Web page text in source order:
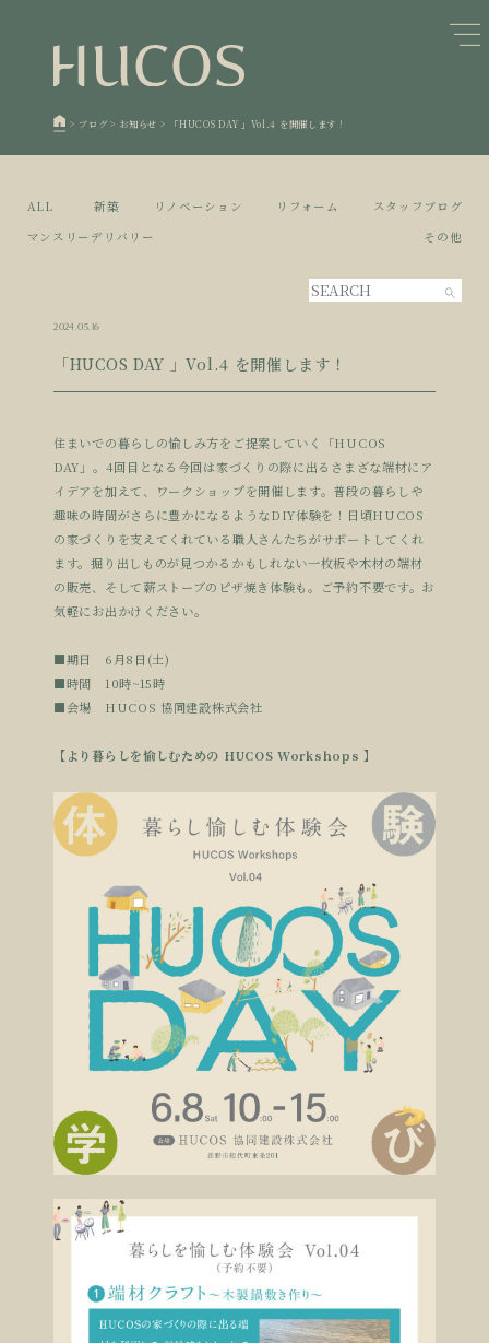
日本森林と循環
欧州住宅の文化と日本の現在地
廃棄物について知る
5 空き家とリノベーション
1 蓄熱するパッシブデザイン
2 自然素材の温もりと快適性を実現
活かすリノベーション
> ブログ> お知らせ > 「HUCOS DAY 」Vol.4 を開催します！
ALL 新築 リノベーション リフォーム
スタッフブログ
マンスリーデリバリー
その他
2024.05.16
「HUCOS DAY 」Vol.4 を開催します！
住まいでの暮らしの愉しみ方をご提案していく「HUCOS
DAY」。4回目となる今回は家づくりの際に出るさまざな端材にア
イデアを加えて、ワークショップを開催します。普段の暮らしや
趣味の時間がさらに豊かになるようなDIY体験を！日頃HUCOS
の家づくりを支えてくれている職人さんたちがサポートしてくれ
ます。掘り出しものが見つかるかもしれない一枚板や木材の端材
の販売、そして薪ストーブのピザ焼き体験も。ご予約不要です。お
気軽にお出かけください。
■期日 6月8日(土)
■時間 10時~15時
■会場 HUCOS 協同建設株式会社
【より暮らしを愉しむための HUCOS Workshops 】